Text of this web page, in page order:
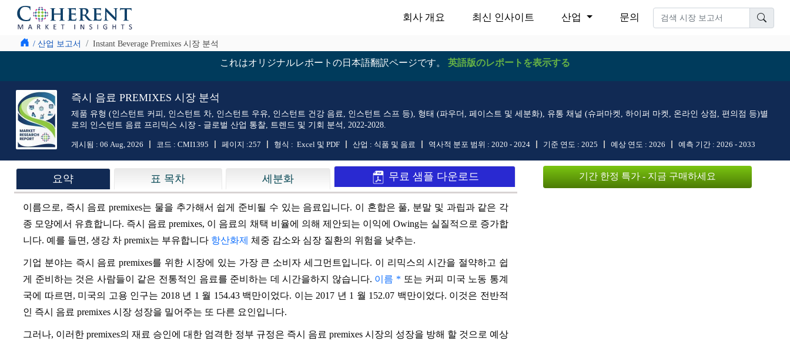
회사 개요 최신 인사이트 산업 문의
/ 산업 보고서 Instant Beverage Premixes 시장 분석
これはオリジナルレポートの日本語翻訳ページです。 英語版のレポートを表示する
즉시 음료 PREMIXES 시장 분석
제품 유형 (인스턴트 커피, 인스턴트 차, 인스턴트 우유, 인스턴트 건강 음료, 인스턴트 스프 등), 형태 (파우더, 페이스트 및 세분화), 유통 채널 (슈퍼마켓, 하이퍼 마켓, 온라인 상점, 편의점 등)별
로의 인스턴트 음료 프리믹스 시장 - 글로벌 산업 통찰, 트렌드 및 기회 분석, 2022-2028.
게시됨 : 06 Aug, 2026 코드 : CMI1395 페이지 :257 형식 : Excel 및 PDF 산업 : 식품 및 음료 역사적 분포 범위 : 2020 - 2024 기준 연도 : 2025 예상 연도 : 2026 예측 기간 : 2026 - 2033
요약 표 목차 세분화 무료 샘플 다운로드
이름으로, 즉시 음료 premixes는 물을 추가해서 쉽게 준비될 수 있는 음료입니다. 이 혼합은 풀, 분말 및 과립과 같은 각
종 모양에서 유효합니다. 즉시 음료 premixes, 이 음료의 채택 비율에 의해 제안되는 이익에 Owing는 실질적으로 증가합
니다. 예를 들면, 생강 차 premix는 부유합니다 항산화제 체중 감소와 심장 질환의 위험을 낮추는.
기업 분야는 즉시 음료 premixes를 위한 시장에 있는 가장 큰 소비자 세그먼트입니다. 이 리믹스의 시간을 절약하고 쉽
게 준비하는 것은 사람들이 같은 전통적인 음료를 준비하는 데 시간을하지 않습니다. 이름 * 또는 커피 미국 노동 통계
국에 따르면, 미국의 고용 인구는 2018 년 1 월 154.43 백만이었다. 이는 2017 년 1 월 152.07 백만이었다. 이것은 전반적
인 즉시 음료 premixes 시장 성장을 밀어주는 또 다른 요인입니다.
그러나, 이러한 premixes의 재료 승인에 대한 엄격한 정부 규정은 즉시 음료 premixes 시장의 성장을 방해 할 것으로 예상
기간 한정 특가 - 지금 구매하세요